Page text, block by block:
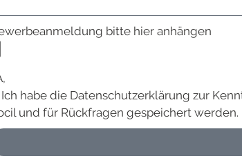
bitte hier anhängen
Ich habe die Datenschutzerklärung zur
und für Rückfragen gespeichert werden.